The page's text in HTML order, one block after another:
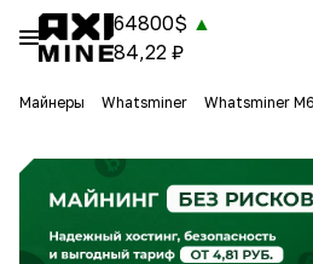
64800$ ▲
84,22 ₽
Майнеры Whatsminer Whatsminer